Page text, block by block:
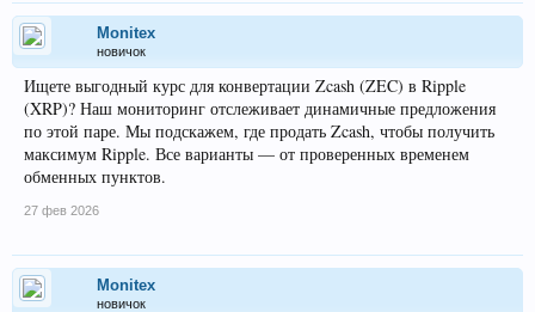
Monitex
новичок
Ищете выгодный курс для конвертации Zcash (ZEC) в Ripple
(XRP)? Наш мониторинг отслеживает динамичные предложения
по этой паре. Мы подскажем, где продать Zcash, чтобы получить
максимум Ripple. Все варианты — от проверенных временем
обменных пунктов.
27 фев 2026
Monitex
новичок